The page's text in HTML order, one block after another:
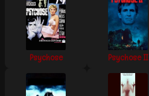
Psychose Psychose II